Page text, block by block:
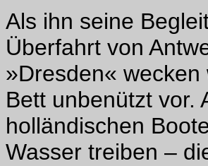
Als ihn seine
Überfahrt von
»Dresden«
Bett unbenützt vor.
holländischen
Wasser treiben –